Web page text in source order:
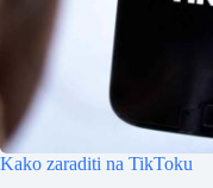
Kako zaraditi na TikToku